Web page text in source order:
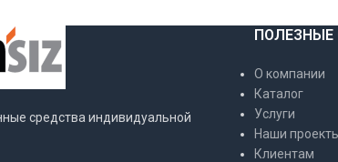
средства индивидуальной
О компании
Каталог
Услуги
Наши
Клиентам